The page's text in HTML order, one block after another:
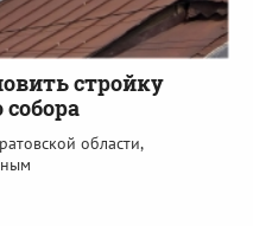
стройку
области,